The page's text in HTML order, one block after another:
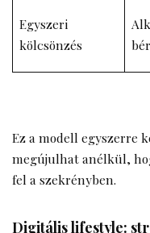
Egyszeri
kölcsönzés
Ez a modell egyszerre
megújulhat anélkül,
fel a szekrényben.
Digitális lifestyle: